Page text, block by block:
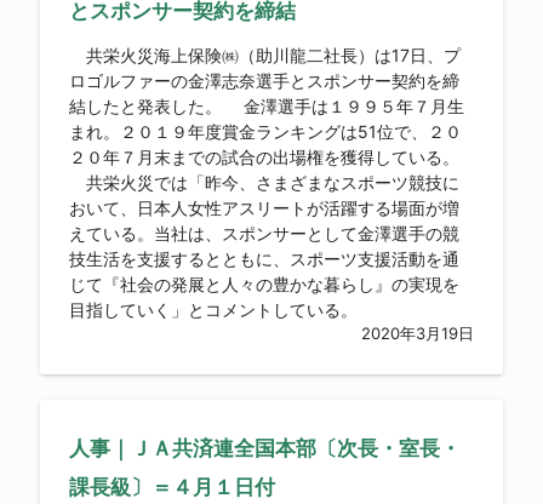
とスポンサー契約を締結
共栄火災海上保険㈱（助川龍二社長）は17日、プ
ロゴルファーの金澤志奈選手とスポンサー契約を締
結したと発表した。 金澤選手は１９９５年７月生
まれ。２０１９年度賞金ランキングは51位で、２０
２０年７月末までの試合の出場権を獲得している。
共栄火災では「昨今、さまざまなスポーツ競技に
おいて、日本人女性アスリートが活躍する場面が増
えている。当社は、スポンサーとして金澤選手の競
技生活を支援するとともに、スポーツ支援活動を通
じて『社会の発展と人々の豊かな暮らし』の実現を
目指していく」とコメントしている。
2020年3月19日
人事｜ＪＡ共済連全国本部〔次長・室長・
課長級〕＝４月１日付